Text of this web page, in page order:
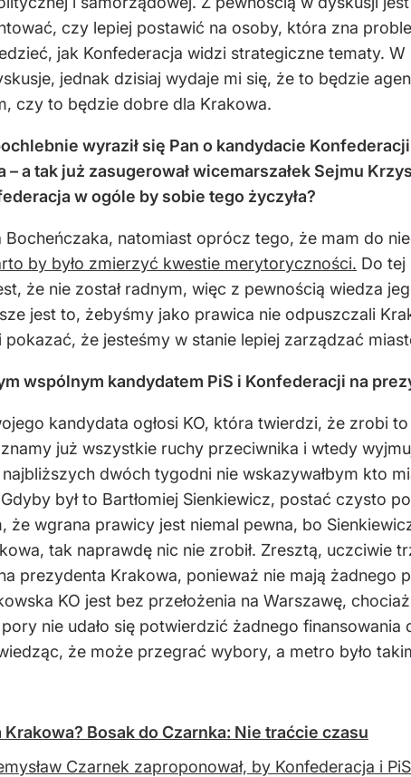
czy lepiej postawić na osoby, która zna
jak Konfederacja widzi strategiczne tematy.
jednak dzisiaj wydaje mi się, że to będzie
czy to będzie dobre dla Krakowa.
wyraził się Pan o kandydacie
a tak już zasugerował wicemarszałek Sejmu
w ogóle by sobie tego życzyła?
Bocheńczaka, natomiast oprócz tego, że mam do
by było zmierzyć kwestie merytoryczności. Do tej
że nie został radnym, więc z pewnością wiedza
jest to, żebyśmy jako prawica nie odpuszczali
że jesteśmy w stanie lepiej zarządzać
wspólnym kandydatem PiS i Konfederacji na
kandydata ogłosi KO, która twierdzi, że zrobi
już wszystkie ruchy przeciwnika i wtedy
dwóch tygodni nie wskazywałbym kto
był to Bartłomiej Sienkiewicz, postać czysto
że wgrana prawicy jest niemal pewna, bo
tak naprawdę nic nie zrobił. Zresztą, uczciwie
prezydenta Krakowa, ponieważ nie mają żadnego
KO jest bez przełożenia na Warszawę,
nie udało się potwierdzić żadnego
że może przegrać wybory, a metro było
Bosak do Czarnka: Nie traćcie czasu
Czarnek zaproponował, by Konfederacja i